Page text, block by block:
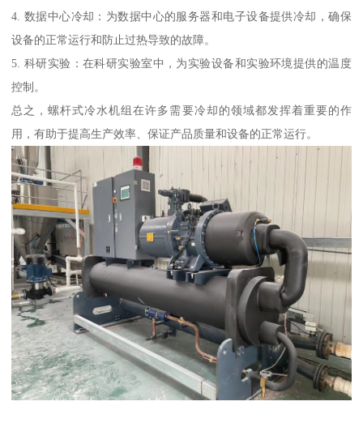
4. 数据中心冷却：为数据中心的服务器和电子设备提供冷却，确保
设备的正常运行和防止过热导致的故障。
5. 科研实验：在科研实验室中，为实验设备和实验环境提供的温度
控制。
总之，螺杆式冷水机组在许多需要冷却的领域都发挥着重要的作
用，有助于提高生产效率、保证产品质量和设备的正常运行。